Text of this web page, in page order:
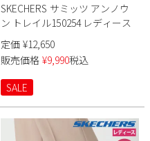
SKECHERS サミッツ アンノウ
ン トレイル150254 レディース
定価 ¥12,650
販売価格 ¥9,990税込
SALE